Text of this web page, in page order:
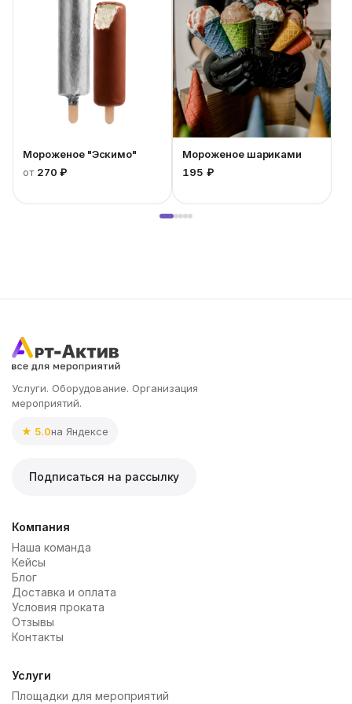
Мороженое "Эскимо"
от 270 ₽
Мороженое шариками
195 ₽
Услуги. Оборудование. Организация
мероприятий.
★ 5.0на Яндексе
Подписаться на рассылку
Компания
Наша команда
Кейсы
Блог
Доставка и оплата
Условия проката
Отзывы
Контакты
Услуги
Площадки для мероприятий